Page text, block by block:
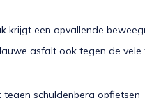
krijgt een opvallende
asfalt ook tegen de vele
tegen schuldenberg opfietsen